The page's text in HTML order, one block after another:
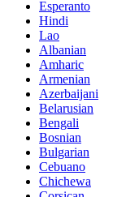
Esperanto
Hindi
Lao
Albanian
Amharic
Armenian
Azerbaijani
Belarusian
Bengali
Bosnian
Bulgarian
Cebuano
Chichewa